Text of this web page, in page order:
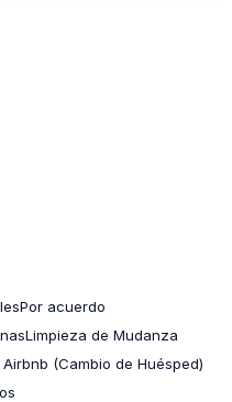
Por acuerdo
Limpieza de Mudanza
(Cambio de Huésped)